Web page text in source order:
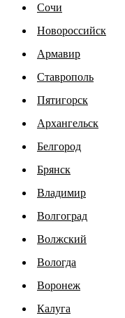
Сочи
Новороссийск
Армавир
Ставрополь
Пятигорск
Архангельск
Белгород
Брянск
Владимир
Волгоград
Волжский
Вологда
Воронеж
Калуга